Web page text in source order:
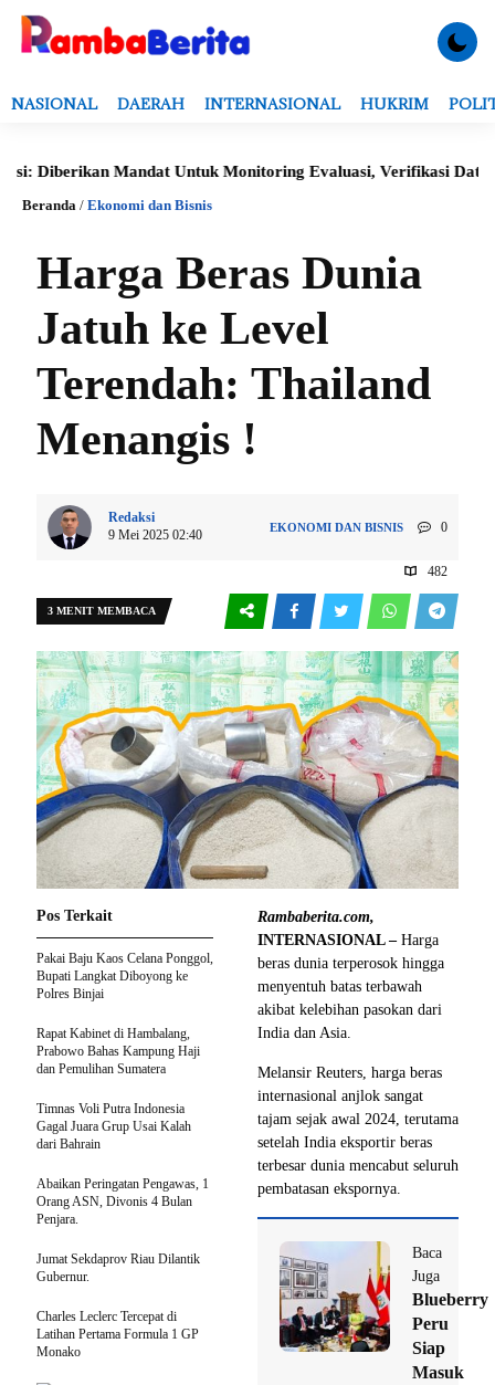
NASIONAL DAERAH INTERNASIONAL HUKRIM
Mandat Untuk Monitoring Evaluasi, Verifikasi Data Serta
Beranda / Ekonomi dan Bisnis
Harga Beras Dunia
Jatuh ke Level
Terendah: Thailand
Menangis !
Redaksi
9 Mei 2025 02:40
EKONOMI DAN BISNIS 0
482
3 MENIT MEMBACA
Rambaberita.com,
INTERNASIONAL – Harga
beras dunia terperosok hingga
menyentuh batas terbawah
akibat kelebihan pasokan dari
India dan Asia.
Melansir Reuters, harga beras
internasional anjlok sangat
tajam sejak awal 2024, terutama
setelah India eksportir beras
terbesar dunia mencabut seluruh
pembatasan ekspornya.
Baca
Juga
Blueberry
Peru
Siap
Masuk
Pos Terkait
Pakai Baju Kaos Celana Ponggol,
Bupati Langkat Diboyong ke
Polres Binjai
Rapat Kabinet di Hambalang,
Prabowo Bahas Kampung Haji
dan Pemulihan Sumatera
Timnas Voli Putra Indonesia
Gagal Juara Grup Usai Kalah
dari Bahrain
Abaikan Peringatan Pengawas, 1
Orang ASN, Divonis 4 Bulan
Penjara.
Jumat Sekdaprov Riau Dilantik
Gubernur.
Charles Leclerc Tercepat di
Latihan Pertama Formula 1 GP
Monako